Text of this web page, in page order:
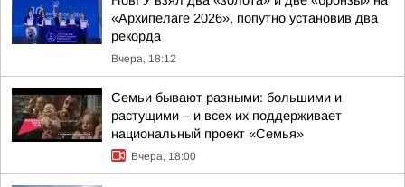
«Архипелаге 2026», попутно установив два
рекорда
Вчера, 18:12
Семьи бывают разными: большими и
растущими – и всех их поддерживает
национальный проект «Семья»
Вчера, 18:00